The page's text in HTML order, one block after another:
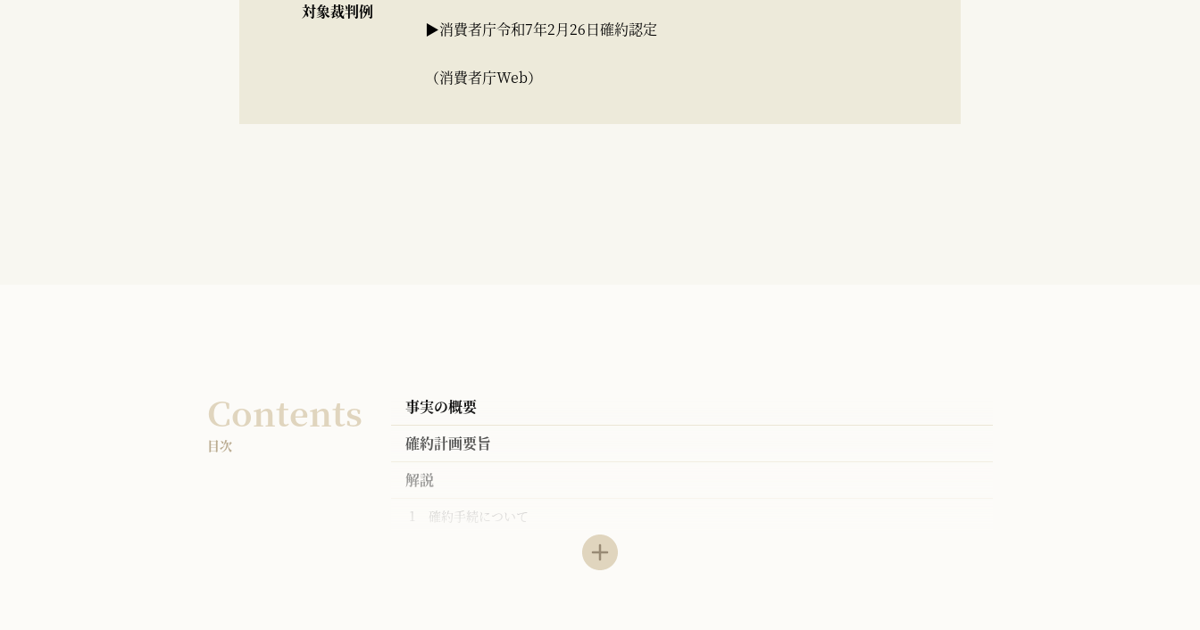
対象裁判例
▶消費者庁令和7年2月26日確約認定
（消費者庁Web）
Contents
目次
事実の概要
確約計画要旨
解説
1 確約手続について